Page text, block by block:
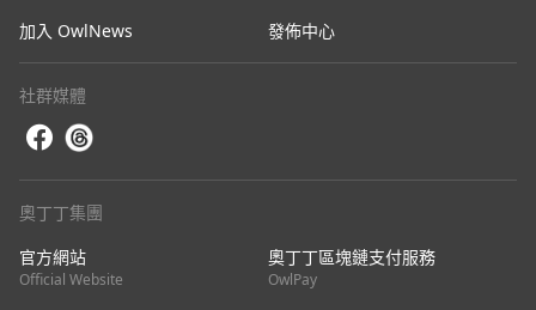
加入 OwlNews
發佈中心
社群媒體
奧丁丁集團
官方網站
Official Website
奧丁丁區塊鏈支付服務
OwlPay